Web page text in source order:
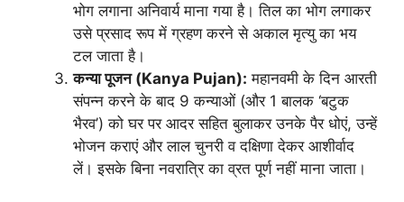
भोग लगाना अनिवार्य माना गया है। तिल का भोग लगाकर
उसे प्रसाद रूप में ग्रहण करने से अकाल मृत्यु का भय
टल जाता है।
कन्या पूजन (Kanya Pujan): महानवमी के दिन आरती
संपन्न करने के बाद 9 कन्याओं (और 1 बालक ‘बटुक
भैरव’) को घर पर आदर सहित बुलाकर उनके पैर धोएं, उन्हें
भोजन कराएं और लाल चुनरी व दक्षिणा देकर आशीर्वाद
लें। इसके बिना नवरात्रि का व्रत पूर्ण नहीं माना जाता।